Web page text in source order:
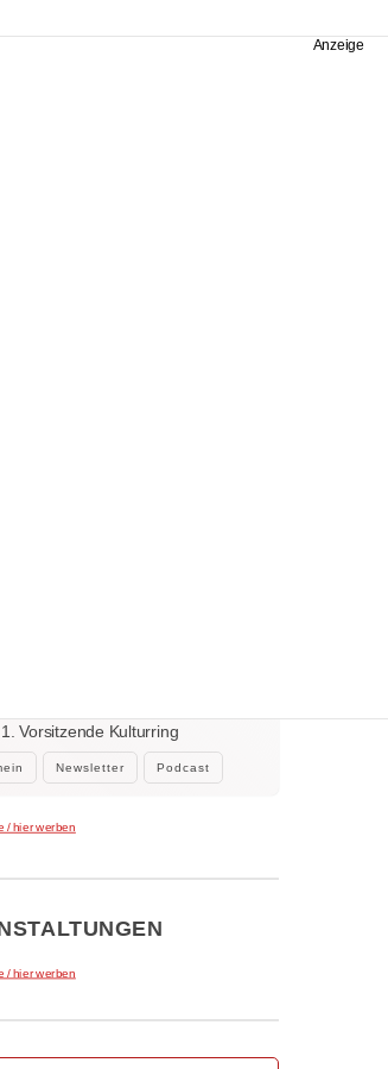
Newsletter Podcast
Vorsitzende Kulturring
/ hier werben
/ hier werben